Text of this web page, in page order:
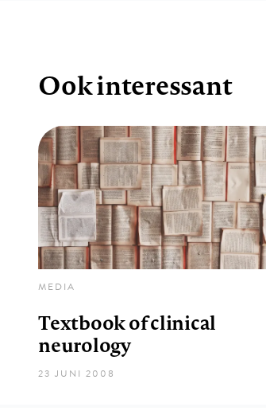
Ook interessant
MEDIA
Textbook of clinical
neurology
23 JUNI 2008